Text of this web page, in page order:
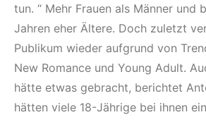
tun. “ Mehr Frauen als Männer und
Jahren eher Ältere. Doch zuletzt
Publikum wieder aufgrund von
New Romance und Young Adult.
hätte etwas gebracht, berichtet
hätten viele 18-Jährige bei ihnen